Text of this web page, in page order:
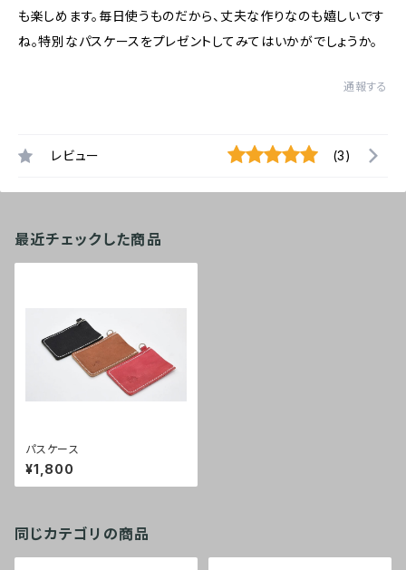
も楽しめます。毎日使うものだから、丈夫な作りなのも嬉しいです
ね。特別なパスケースをプレゼントしてみてはいかがでしょうか。
通報する
レビュー (3)
最近チェックした商品
パスケース
¥1,800
同じカテゴリの商品